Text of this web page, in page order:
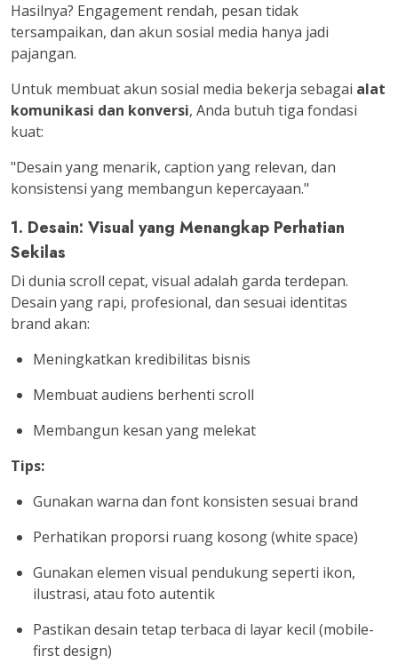
Hasilnya? Engagement rendah, pesan tidak
tersampaikan, dan akun sosial media hanya jadi
pajangan.
Untuk membuat akun sosial media bekerja sebagai alat
komunikasi dan konversi, Anda butuh tiga fondasi
kuat:
"Desain yang menarik, caption yang relevan, dan
konsistensi yang membangun kepercayaan."
1. Desain: Visual yang Menangkap Perhatian
Sekilas
Di dunia scroll cepat, visual adalah garda terdepan.
Desain yang rapi, profesional, dan sesuai identitas
brand akan:
Meningkatkan kredibilitas bisnis
Membuat audiens berhenti scroll
Membangun kesan yang melekat
Tips:
Gunakan warna dan font konsisten sesuai brand
Perhatikan proporsi ruang kosong (white space)
Gunakan elemen visual pendukung seperti ikon,
ilustrasi, atau foto autentik
Pastikan desain tetap terbaca di layar kecil (mobile-
first design)